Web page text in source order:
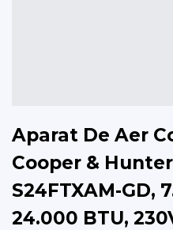
Aparat De Aer
Cooper &
S24FTXAM-GD,
24.000 BTU,